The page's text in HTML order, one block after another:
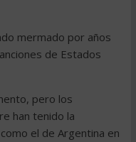
mermado por años
de Estados
pero los
han tenido la
el de Argentina en